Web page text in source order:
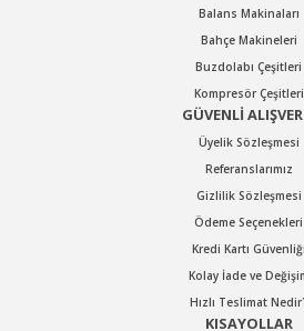
4.286,52 TL Kdv Dahil
%30
indirim
Balans Makinaları
Bahçe Makineleri
Buzdolabı Çeşitleri
Kompresör Çeşitleri
GÜVENLİ
Üyelik Sözleşmesi
Referanslarımız
Gizlilik Sözleşmesi
Ödeme Seçenekleri
Kredi Kartı Güvenliği
Kolay İade ve
Hızlı Teslimat
KISAYOLLAR